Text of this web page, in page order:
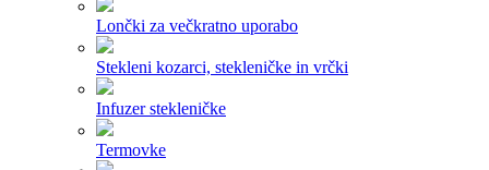
Lončki za večkratno uporabo
Stekleni kozarci, stekleničke in vrčki
Infuzer stekleničke
Termovke